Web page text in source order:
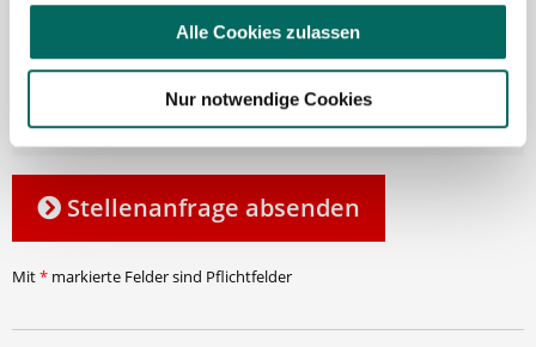
Alle Cookies zulassen
Nur notwendige Cookies
Informationen für mich bereitgestellt
werden können. Im Übrigen habe ich die
Datenschutzerklärunggelesen und bin mit
ihr einverstanden.
Stellenanfrage absenden
Mit* markierte Felder sind Pflichtfelder